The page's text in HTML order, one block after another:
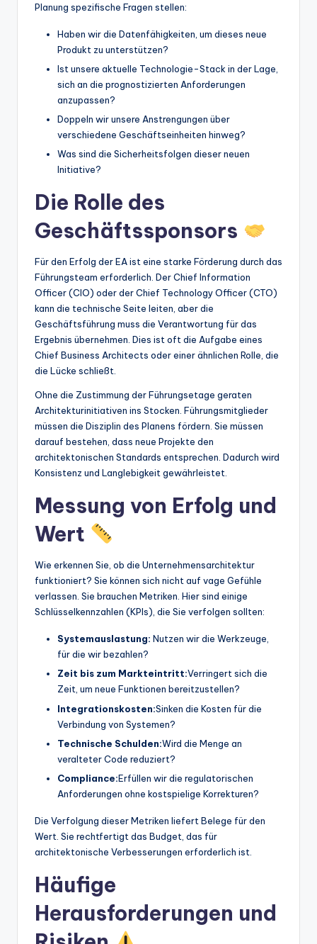
Planung spezifische Fragen stellen:
Haben wir die Datenfähigkeiten, um dieses neue
Produkt zu unterstützen?
Ist unsere aktuelle Technologie-Stack in der Lage,
sich an die prognostizierten Anforderungen
anzupassen?
Doppeln wir unsere Anstrengungen über
verschiedene Geschäftseinheiten hinweg?
Was sind die Sicherheitsfolgen dieser neuen
Initiative?
Die Rolle des
Geschäftssponsors
Für den Erfolg der EA ist eine starke Förderung durch das
Führungsteam erforderlich. Der Chief Information
Officer (CIO) oder der Chief Technology Officer (CTO)
kann die technische Seite leiten, aber die
Geschäftsführung muss die Verantwortung für das
Ergebnis übernehmen. Dies ist oft die Aufgabe eines
Chief Business Architects oder einer ähnlichen Rolle, die
die Lücke schließt.
Ohne die Zustimmung der Führungsetage geraten
Architekturinitiativen ins Stocken. Führungsmitglieder
müssen die Disziplin des Planens fördern. Sie müssen
darauf bestehen, dass neue Projekte den
architektonischen Standards entsprechen. Dadurch wird
Konsistenz und Langlebigkeit gewährleistet.
Messung von Erfolg und
Wert
Wie erkennen Sie, ob die Unternehmensarchitektur
funktioniert? Sie können sich nicht auf vage Gefühle
verlassen. Sie brauchen Metriken. Hier sind einige
Schlüsselkennzahlen (KPIs), die Sie verfolgen sollten:
Systemauslastung: Nutzen wir die Werkzeuge,
für die wir bezahlen?
Zeit bis zum Markteintritt:Verringert sich die
Zeit, um neue Funktionen bereitzustellen?
Integrationskosten:Sinken die Kosten für die
Verbindung von Systemen?
Technische Schulden:Wird die Menge an
veralteter Code reduziert?
Compliance:Erfüllen wir die regulatorischen
Anforderungen ohne kostspielige Korrekturen?
Die Verfolgung dieser Metriken liefert Belege für den
Wert. Sie rechtfertigt das Budget, das für
architektonische Verbesserungen erforderlich ist.
Häufige
Herausforderungen und